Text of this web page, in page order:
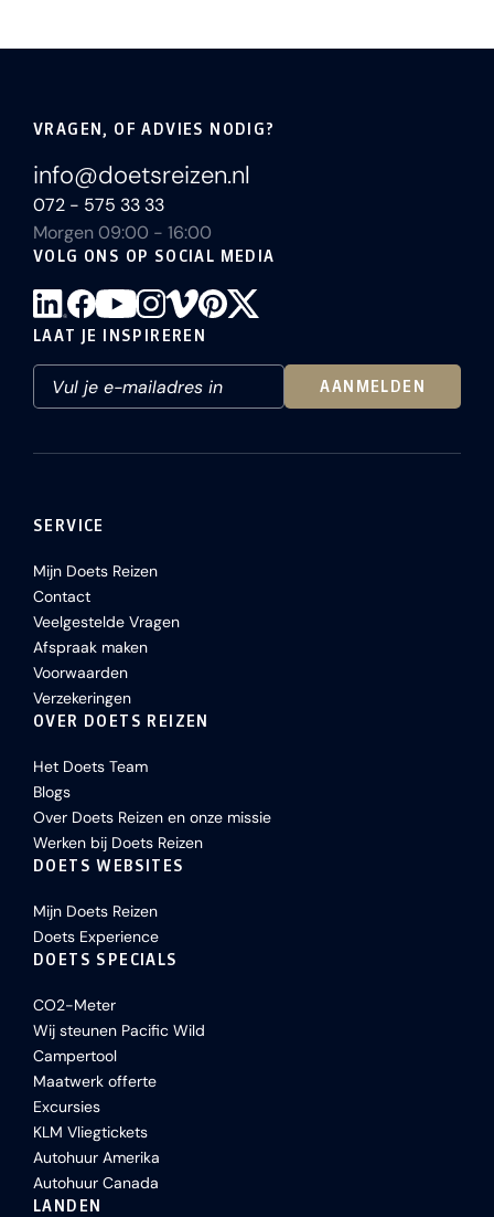
VRAGEN, OF ADVIES NODIG?
info@doetsreizen.nl
072 - 575 33 33
Morgen 09:00 - 16:00
VOLG ONS OP SOCIAL MEDIA
LAAT JE INSPIREREN
AANMELDEN
SERVICE
Mijn Doets Reizen
Contact
Veelgestelde Vragen
Afspraak maken
Voorwaarden
Verzekeringen
OVER DOETS REIZEN
Het Doets Team
Blogs
Over Doets Reizen en onze missie
Werken bij Doets Reizen
DOETS WEBSITES
Mijn Doets Reizen
Doets Experience
DOETS SPECIALS
CO2-Meter
Wij steunen Pacific Wild
Campertool
Maatwerk offerte
Excursies
KLM Vliegtickets
Autohuur Amerika
Autohuur Canada
LANDEN